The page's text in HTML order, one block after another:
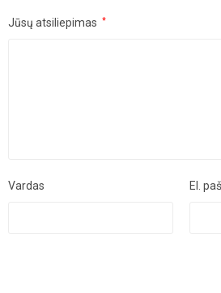
Jūsų atsiliepimas *
Vardas El.